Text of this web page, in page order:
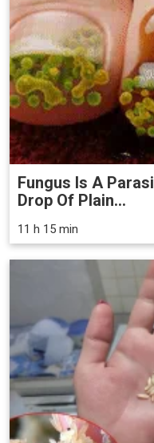
Fungus Is A
Drop Of Plain...
11 h 15 min